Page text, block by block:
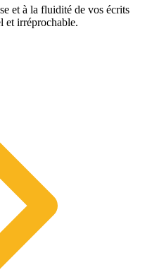
et à la fluidité de vos écrits
et irréprochable.